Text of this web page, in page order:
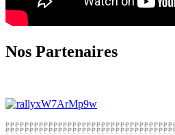
Nos Partenaires